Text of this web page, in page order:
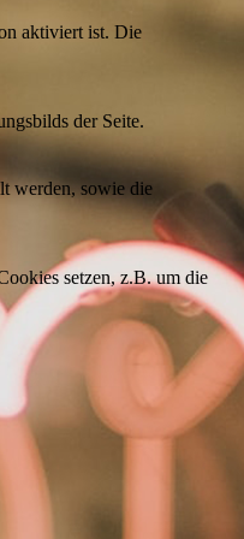
aktiviert ist. Die
der Seite.
werden, sowie die
setzen, z.B. um die